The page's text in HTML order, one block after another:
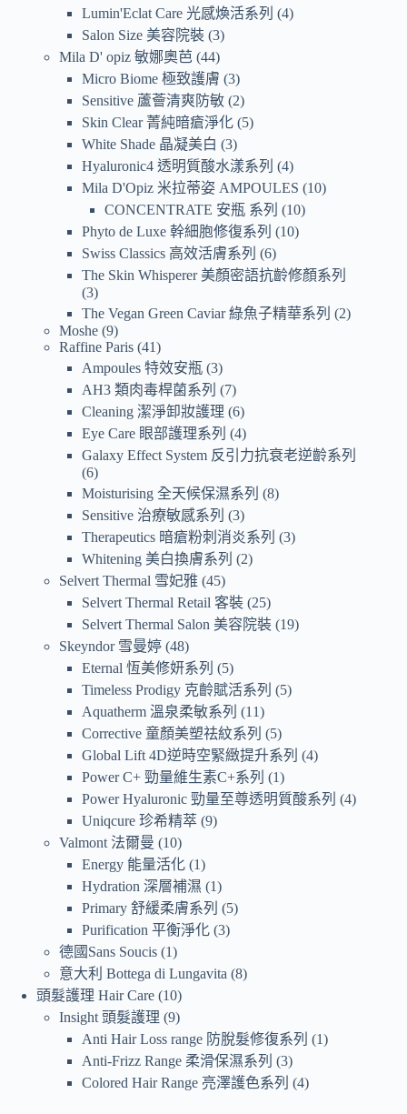
Lumin'Eclat Care 光感煥活系列
4
Salon Size 美容院裝 3
Mila D' opiz 敏娜奧芭 44
Micro Biome 極致護膚 3
Sensitive 蘆薈清爽防敏 2
Skin Clear 菁純暗瘡淨化 5
White Shade 晶凝美白
3
Hyaluronic4 透明質酸水漾系列
4
Mila D'Opiz 米拉蒂姿 AMPOULES
10
CONCENTRATE 安瓶 系列
10
Phyto de Luxe 幹細胞修復系列
10
Swiss Classics 高效活膚系列
6
The Skin Whisperer 美顏密語抗齡修顏系列
3
The Vegan Green Caviar 綠魚子精華系列
2
Moshe 9
Raffine Paris 41
Ampoules 特效安瓶 3
AH3 類肉毒桿菌系列
7
Cleaning 潔淨卸妝護理 6
Eye Care 眼部護理系列
4
Galaxy Effect System 反引力抗衰老逆齡系列
6
Moisturising 全天候保濕系列
8
Sensitive 治療敏感系列
3
Therapeutics 暗瘡粉刺消炎系列
3
Whitening 美白換膚系列
2
Selvert Thermal 雪妃雅 45
Selvert Thermal Retail 客裝 25
Selvert Thermal Salon 美容院裝 19
Skeyndor 雪曼婷 48
Eternal 恆美修妍系列
5
Timeless Prodigy 克齡賦活系列
5
Aquatherm 溫泉柔敏系列
11
Corrective 童顏美塑祛紋系列
5
Global Lift 4D逆時空緊緻提升系列
4
Power C+ 勁量維生素C+系列
1
Power Hyaluronic 勁量至尊透明質酸系列
4
Uniqcure 珍希精萃 9
Valmont 法爾曼
10
Energy 能量活化 1
Hydration 深層補濕
1
Primary 舒緩柔膚系列
5
Purification 平衡淨化 3
德國Sans Soucis 1
意大利 Bottega di Lungavita 8
頭髮護理 Hair Care 10
Insight 頭髮護理 9
Anti Hair Loss range 防脫髮修復系列
1
Anti-Frizz Range 柔滑保濕系列
3
Colored Hair Range 亮澤護色系列
4